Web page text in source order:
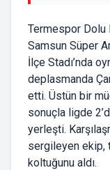
Termespor Dolu
Samsun Süper
İlçe Stadı’nda
deplasmanda
etti. Üstün bir
sonuçla ligde
yerleşti.
sergileyen ekip,
koltuğunu aldı.